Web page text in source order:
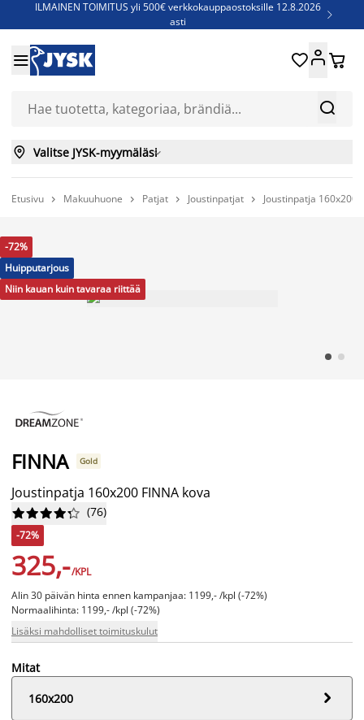
ILMAINEN TOIMITUS yli 500€ verkkokauppaostoksille 12.8.2026
asti

Jenkkisänkyjä - Säästä jopa 60%


 
 Valitse JYSK-myymäläsi
Etusivu  Makuuhuone  Patjat  Joustinpatjat  Joustinpatja 160x200
-72%
Huipputarjous
Niin kauan kuin tavaraa riittää
FINNA Gold
Joustinpatja 160x200 FINNA kova





 (76)
-72%
325,-/KPL
Alin 30 päivän hinta ennen kampanjaa: 1199,- /kpl (-72%)
Normaalihinta: 1199,- /kpl (-72%)
Lisäksi mahdolliset toimituskulut
Mitat
160x200
